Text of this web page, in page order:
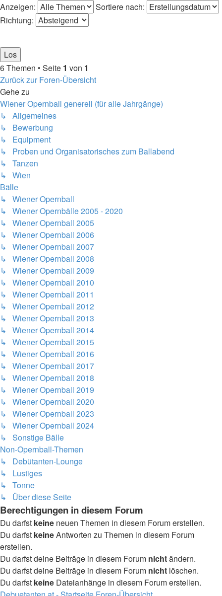
Anzeigen:
Sortiere nach:
Richtung:
6 Themen • Seite 1 von 1
Zurück zur Foren-Übersicht
Gehe zu
Wiener Opernball generell (für alle Jahrgänge)
↳ Allgemeines
↳ Bewerbung
↳ Equipment
↳ Proben und Organisatorisches zum Ballabend
↳ Tanzen
↳ Wien
Bälle
↳ Wiener Opernball
↳ Wiener Opernbälle 2005 - 2020
↳ Wiener Opernball 2005
↳ Wiener Opernball 2006
↳ Wiener Opernball 2007
↳ Wiener Opernball 2008
↳ Wiener Opernball 2009
↳ Wiener Opernball 2010
↳ Wiener Opernball 2011
↳ Wiener Opernball 2012
↳ Wiener Opernball 2013
↳ Wiener Opernball 2014
↳ Wiener Opernball 2015
↳ Wiener Opernball 2016
↳ Wiener Opernball 2017
↳ Wiener Opernball 2018
↳ Wiener Opernball 2019
↳ Wiener Opernball 2020
↳ Wiener Opernball 2023
↳ Wiener Opernball 2024
↳ Sonstige Bälle
Non-Opernball-Themen
↳ Debütanten-Lounge
↳ Lustiges
↳ Tonne
↳ Über diese Seite
Berechtigungen in diesem Forum
Du darfst keine neuen Themen in diesem Forum erstellen.
Du darfst keineAntworten zu Themen in diesem Forum
erstellen.
Du darfst deine Beiträge in diesem Forum nichtändern.
Du darfst deine Beiträge in diesem Forum nicht löschen.
Du darfst keine Dateianhänge in diesem Forum erstellen.